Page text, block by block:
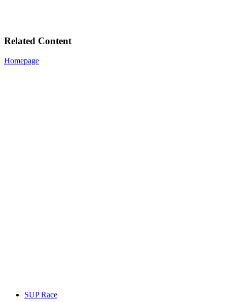
Related Content
Homepage
SUP Race